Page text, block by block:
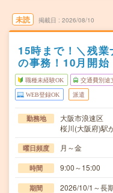
未読 掲載日 2026/08/10
15時まで！＼残
の事務！10月開始
職種未経験OK 交通費別途
WEB登録OK 派遣
勤務地
大阪市浪速区
桜川(大阪府)駅
曜日頻度 月～金
時間 9:00～15:00
期間 2026/10/1～長